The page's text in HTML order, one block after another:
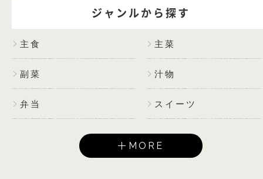
ジャンルから探す
主食 主菜
副菜 汁物
弁当 スイーツ
MORE